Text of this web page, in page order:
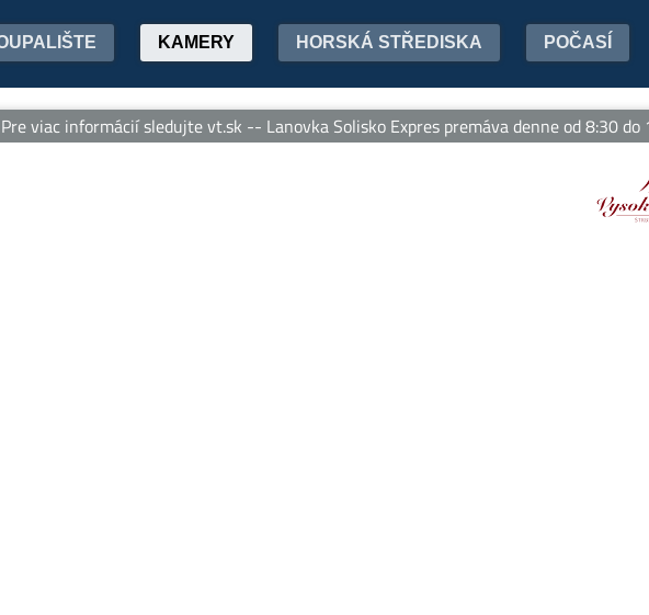
KAMERY HORSKÁ STŘEDISKA POČASÍ
viac informácií sledujte vt.sk -- Lanovka Solisko Expres premáva denne od 8:30 do